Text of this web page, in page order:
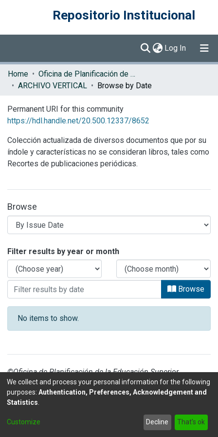
Repositorio Institucional
Log In (current)
Communities & Collections
Browse DSpace
Home
Oficina de Planificación de la Educación Superior (OPES)
ARCHIVO VERTICAL
Browse by Date
Permanent URI for this community
https://hdl.handle.net/20.500.12337/8652
Colección actualizada de diversos documentos que por su
índole y características no se consideran libros, tales como
Recortes de publicaciones periódicas.
Browse
Browsing ARCHIVO VERTICAL by
Filter results by year or month
Browse
No items to show.
©Oficina de Planificación de la Educación Superior
DSpace software copyright © 2002-2026LYRASIS
footer.link.politicas
We collect and process your personal information for the following
purposes: Authentication, Preferences, Acknowledgement and
Statistics
Customize Decline That's ok